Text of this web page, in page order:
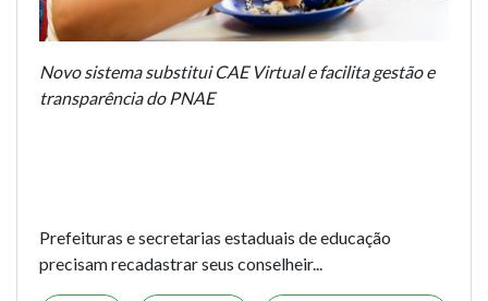
Novo sistema substitui CAE Virtual e facilita gestão e
transparência do PNAE
Prefeituras e secretarias estaduais de educação
precisam recadastrar seus conselheir...